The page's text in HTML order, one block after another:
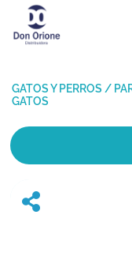
GATOS Y PERROS /
GATOS